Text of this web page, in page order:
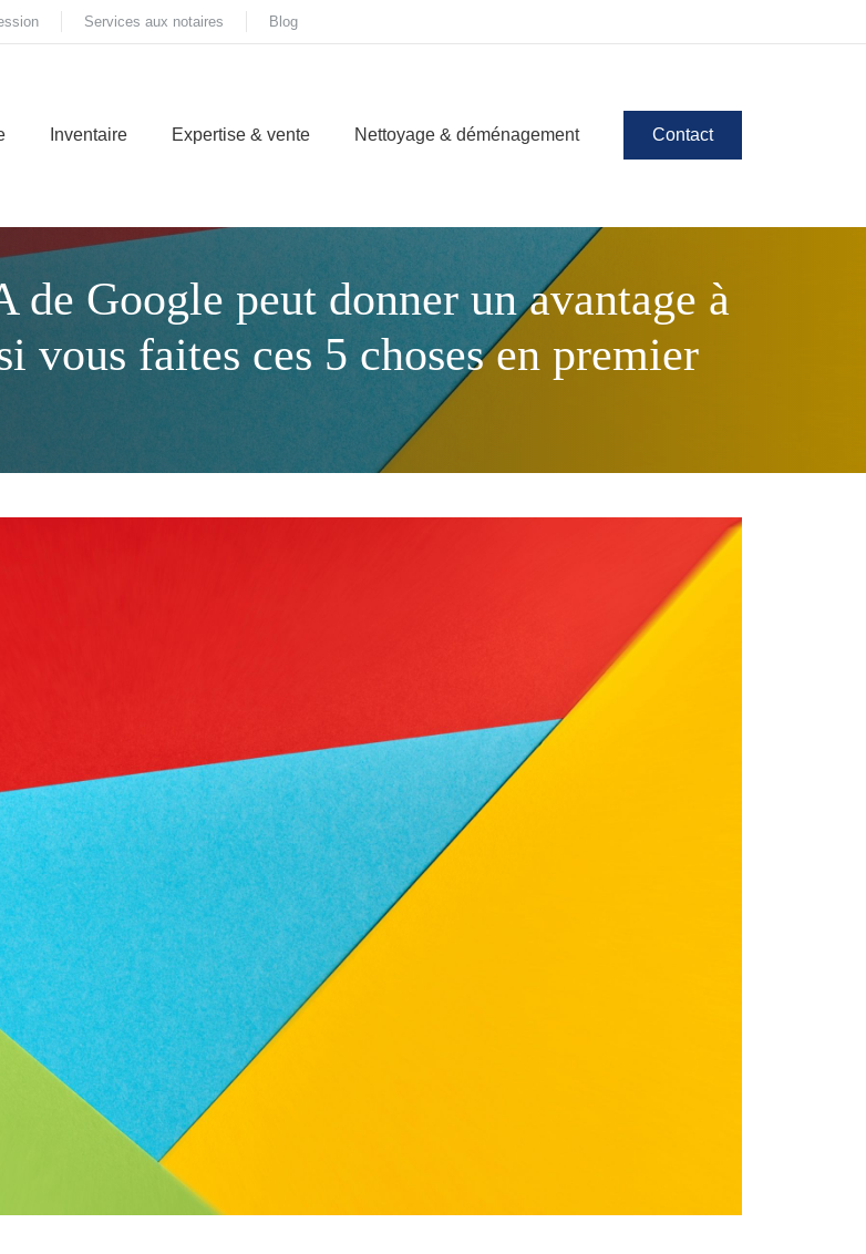
Services aux notaires Blog
Inventaire Expertise & vente Nettoyage & déménagement Contact
Google peut donner un avantage à
vous faites ces 5 choses en premier